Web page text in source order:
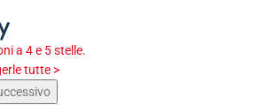
a 4 e 5 stelle.
tutte >